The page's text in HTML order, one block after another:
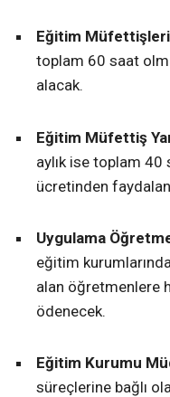
Eğitim
toplam 60 saat
alacak.
Eğitim Müfettiş
aylık ise toplam
ücretinden
Uygulama
eğitim
alan öğretmenlere
ödenecek.
Eğitim Kurumu
süreçlerine bağlı